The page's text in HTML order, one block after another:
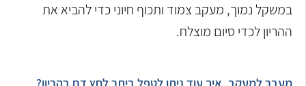
במשקל נמוך, מעקב צמוד ותכוף חיוני כדי להביא את
ההריון לכדי סיום מוצלח.